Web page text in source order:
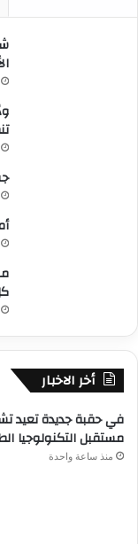
أخر الاخبار
في حقبة جديدة تعيد
مستقبل التكنولوجيا
منذ ساعة واحدة